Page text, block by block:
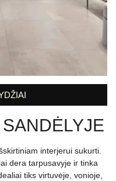
interjerui sukurti.
dera tarpusavyje ir tinka
tiks virtuvėje, vonioje,